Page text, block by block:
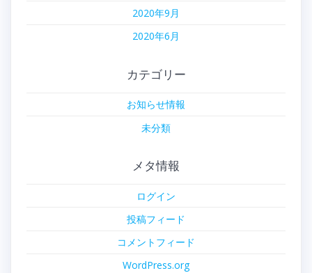
2020年9月
2020年6月
カテゴリー
お知らせ情報
未分類
メタ情報
ログイン
投稿フィード
コメントフィード
WordPress.org